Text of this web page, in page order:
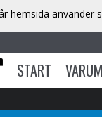
START
hemsida använder